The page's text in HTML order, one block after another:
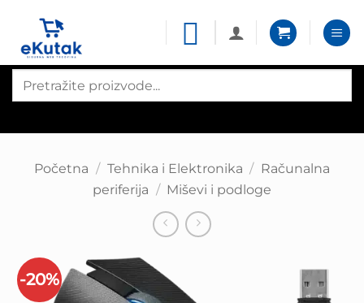
content
search
Početna / Tehnika i Elektronika / Računalna
periferija / Miševi i podloge
-20%